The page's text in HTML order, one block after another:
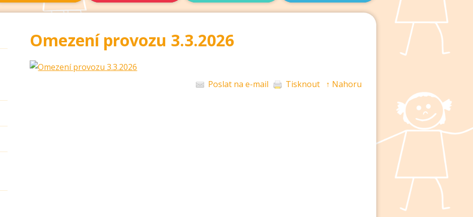
Omezení provozu 3.3.2026
Poslat na e-mail Tisknout ↑ Nahoru